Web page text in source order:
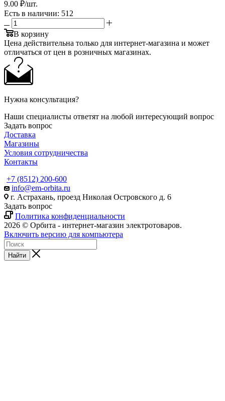
9.00 ₽/шт.
Есть в наличии: 512
В корзину
Цена действительна только для интернет-магазина и может
отличаться от цен в розничных магазинах.
Нужна консультация?
Наши специалисты ответят на любой интересующий вопрос
Задать вопрос
Доставка
Магазины
Условия сотрудничества
Контакты
+7 (8512) 200-600
info@em-orbita.ru
г. Астрахань, проезд Николая Островского д. 6
Задать вопрос
Политика конфиденциальности
2026 © Орбита - интернет-магазин электротоваров.
Включить версию для компьютера
Найти